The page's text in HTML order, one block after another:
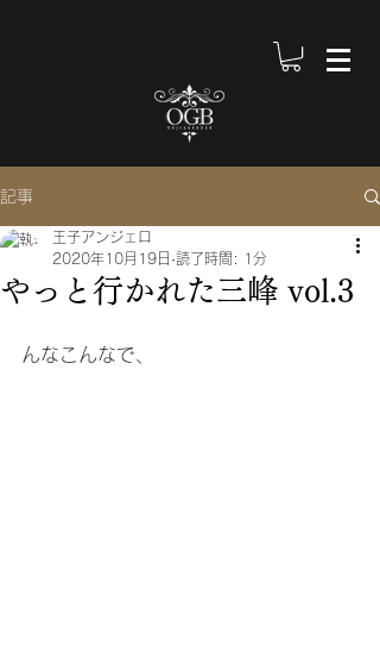
記事
やっと行かれた三峰 vol.3
王子アンジェロ
2020年10月19日 読了時間: 1分
んなこんなで、